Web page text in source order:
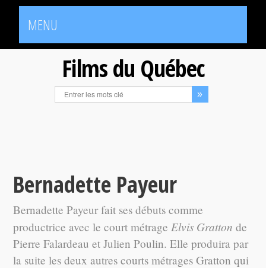
MENU
Films du Québec
Bernadette Payeur
Bernadette Payeur fait ses débuts comme
productrice avec le court métrageElvis Gratton de
Pierre Falardeau et Julien Poulin. Elle produira par
la suite les deux autres courts métrages Gratton qui